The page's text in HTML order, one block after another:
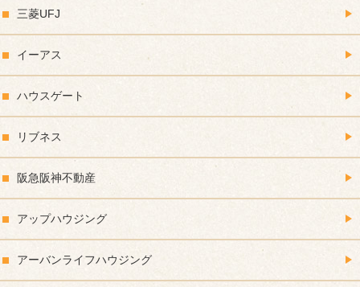
三菱UFJ
イーアス
ハウスゲート
リブネス
阪急阪神不動産
アップハウジング
アーバンライフハウジング